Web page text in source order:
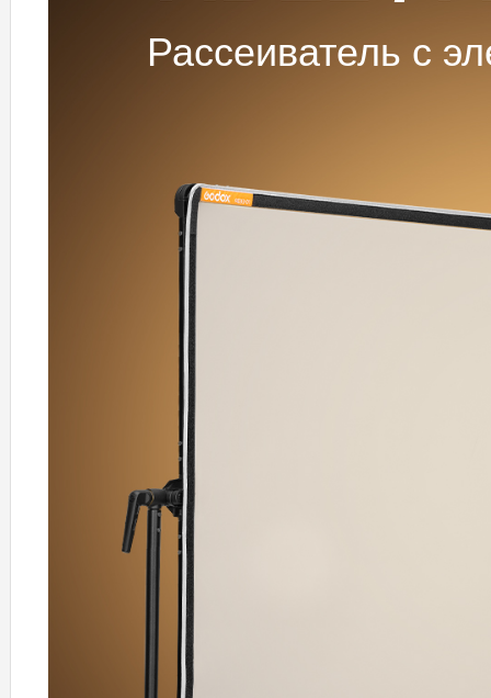
Рассеиватель с